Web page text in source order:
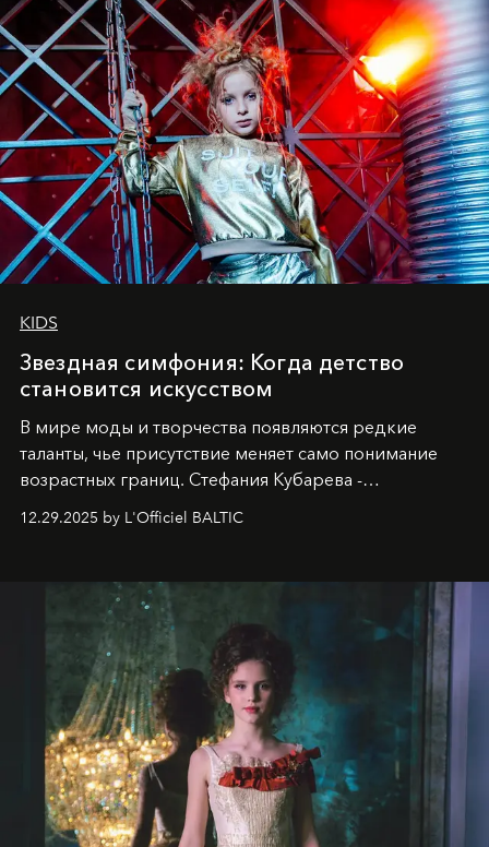
KIDS
Звездная симфония: Когда детство
становится искусством
В мире моды и творчества появляются редкие
таланты, чье присутствие меняет само понимание
возрастных границ. Стефания Кубарева -
харизмы, чье имя уже украшает обложки
2025
и LUXIA June 2025, представляет собой
уникальное явление современной культуры.
12.29.2025 by L'Officiel BALTIC